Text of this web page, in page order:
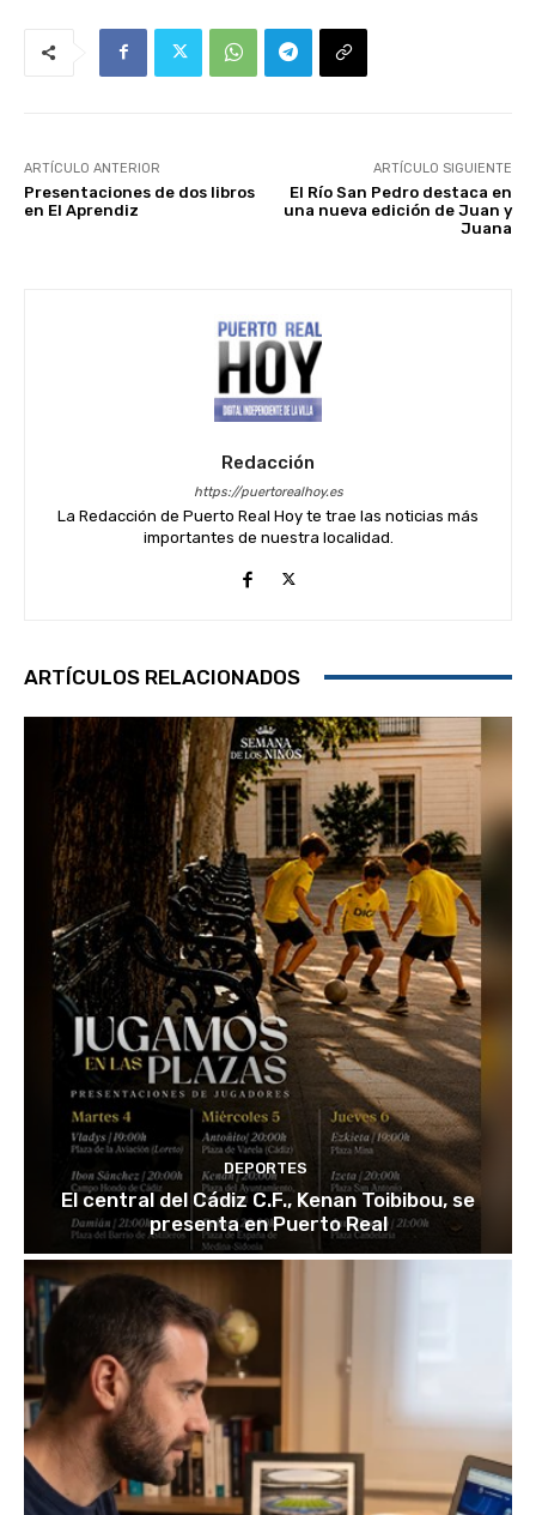
ARTÍCULO ANTERIOR
Presentaciones de dos libros
en El Aprendiz
ARTÍCULO SIGUIENTE
El Río San Pedro destaca en
una nueva edición de Juan y
Juana
Redacción
https://puertorealhoy.es
La Redacción de Puerto Real Hoy te trae las noticias más
importantes de nuestra localidad.
ARTÍCULOS RELACIONADOS
DEPORTES
El central del Cádiz C.F., Kenan Toibibou, se
presenta en Puerto Real